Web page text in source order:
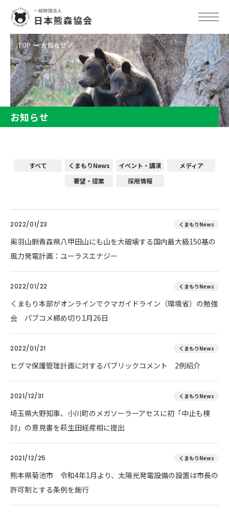
TOP お知らせ
お知らせ
すべて くまもりNews イベント・講演
メディア
要望・提案
採用情報
2022/01/23 くまもりNews
奥羽山脈青森県八甲田山にも山を大破壊する国内最大級150基の
風力発電計画：ユーラスエナジー
2022/01/22 くまもりNews
くまもり本部がオンラインでクマガイドライン（環境省）の勉強
会 パブコメ締め切り1月26日
2022/01/21 くまもりNews
ヒグマ保護管理計画に対するパブリックコメント 2例紹介
2021/12/31 くまもりNews
埼玉県大野知事、小川町のメガソーラーアセスに初「中止も検
討」の意見書を萩生田経産相に提出
2021/12/25 くまもりNews
熊本県菊池市 令和4年1月より、太陽光発電設備の設置は市長の
許可制とする条例を施行